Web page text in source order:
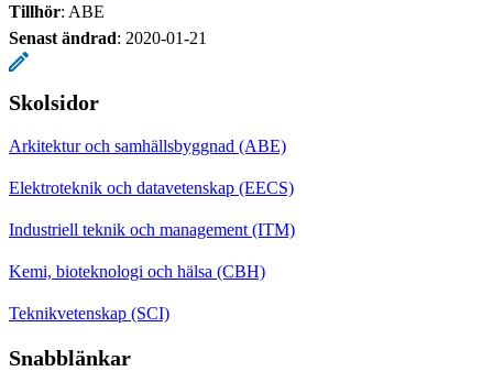
Tillhör: ABE
Senast ändrad: 2020-01-21
Skolsidor
Arkitektur och samhällsbyggnad (ABE)
Elektroteknik och datavetenskap (EECS)
Industriell teknik och management (ITM)
Kemi, bioteknologi och hälsa (CBH)
Teknikvetenskap (SCI)
Snabblänkar